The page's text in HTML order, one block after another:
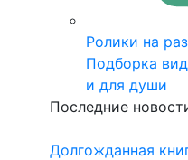
Ролики на
Подборка
и для души
Последние
Долгожданная